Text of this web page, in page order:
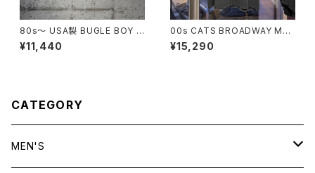
80s〜 USA製 BUGLE BOY S
WIM Puff Print Tee
¥11,440
00s CATS BROADWAY MU
SICAL TEE
¥15,290
CATEGORY
MEN'S